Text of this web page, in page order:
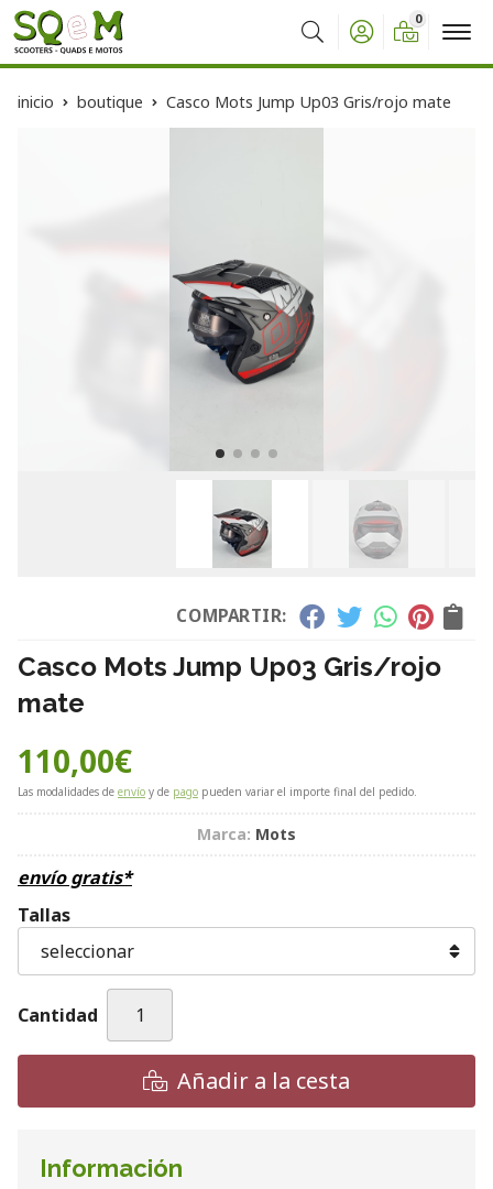
Buscar
0
inicio boutique Casco Mots Jump Up03 Gris/rojo mate
COMPARTIR:
Casco Mots Jump Up03 Gris/rojo
mate
110,00€
Las modalidades de envío y de pago pueden variar el importe final del pedido.
Marca: Mots
envío gratis*
Tallas
Cantidad
Añadir a la cesta
Información